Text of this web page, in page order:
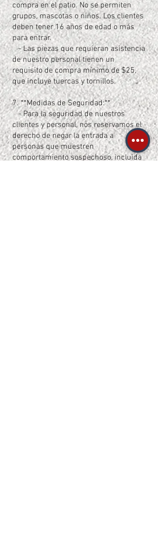
compra en el patio. No se permiten
grupos, mascotas o niños. Los clientes
deben tener 16 años de edad o más
para entrar.
- Las piezas que requieran asistencia
de nuestro personal tienen un
requisito de compra mínimo de $25,
que incluye tuercas y tornillos.
7. **Medidas de Seguridad:**
- Para la seguridad de nuestros
clientes y personal, nos reservamos el
derecho de negar la entrada a
personas que muestren
comportamiento sospechoso, incluida